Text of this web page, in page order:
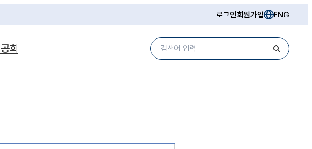
로그인회원가입 ENG
회